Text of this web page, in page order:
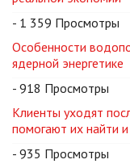
- 1 359 Просмотры
Особенности
ядерной энергетике
- 918 Просмотры
Клиенты уходят
помогают их найти и
- 935 Просмотры